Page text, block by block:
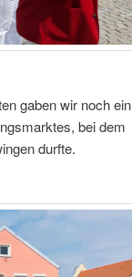
gaben wir noch ein
bei dem
durfte.